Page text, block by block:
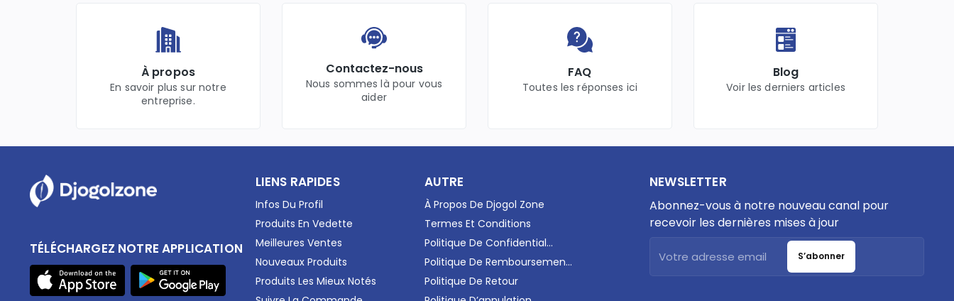
À propos
En savoir plus sur notre
entreprise.
Contactez-nous
Nous sommes là pour vous
aider
FAQ
Toutes les réponses ici
Blog
Voir les derniers articles
TÉLÉCHARGEZ NOTRE APPLICATION
LIENS RAPIDES
Infos Du Profil
Produits En Vedette
Meilleures Ventes
Nouveaux Produits
Produits Les Mieux Notés
AUTRE
À Propos De Djogol Zone
Termes Et Conditions
Politique De Confidential...
Politique De Remboursemen...
Politique De Retour
NEWSLETTER
Abonnez-vous à notre nouveau canal pour
recevoir les dernières mises à jour
S’abonner